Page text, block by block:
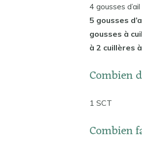
4 gousses
5 gousses
gousses à
à 2 cuillères
Combien
1 SCT
Combien